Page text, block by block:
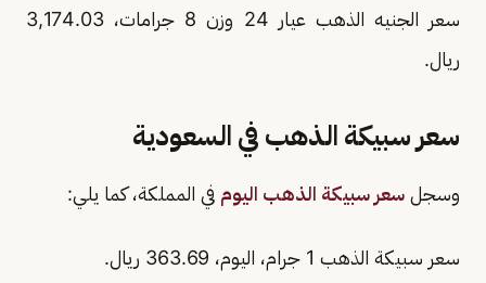
سعر الجنيه الذهب عيار 24 وزن 8 جرامات، 3,174.03
ريال.
سعر سبيكة الذهب في السعودية
وسجل سعر سبيكة الذهب اليوم في المملكة، كما يلي:
سعر سبيكة الذهب 1 جرام، اليوم، 363.69 ريال.